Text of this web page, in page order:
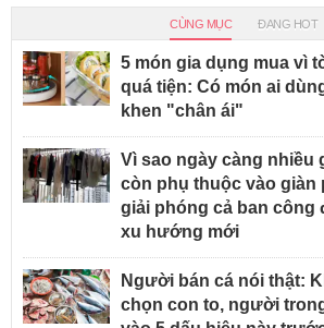
CÙNG MỤC ĐANG HOT
5 món gia dụng mua vì
quá tiện: Có món ai
khen "chân ái"
Vì sao ngày càng nhiều
còn phụ thuộc vào giàn
giải phóng cả ban công
xu hướng mới
Người bán cá nói thật:
chọn con to, người